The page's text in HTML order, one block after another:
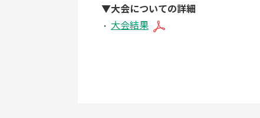
▼大会についての詳細
大会結果